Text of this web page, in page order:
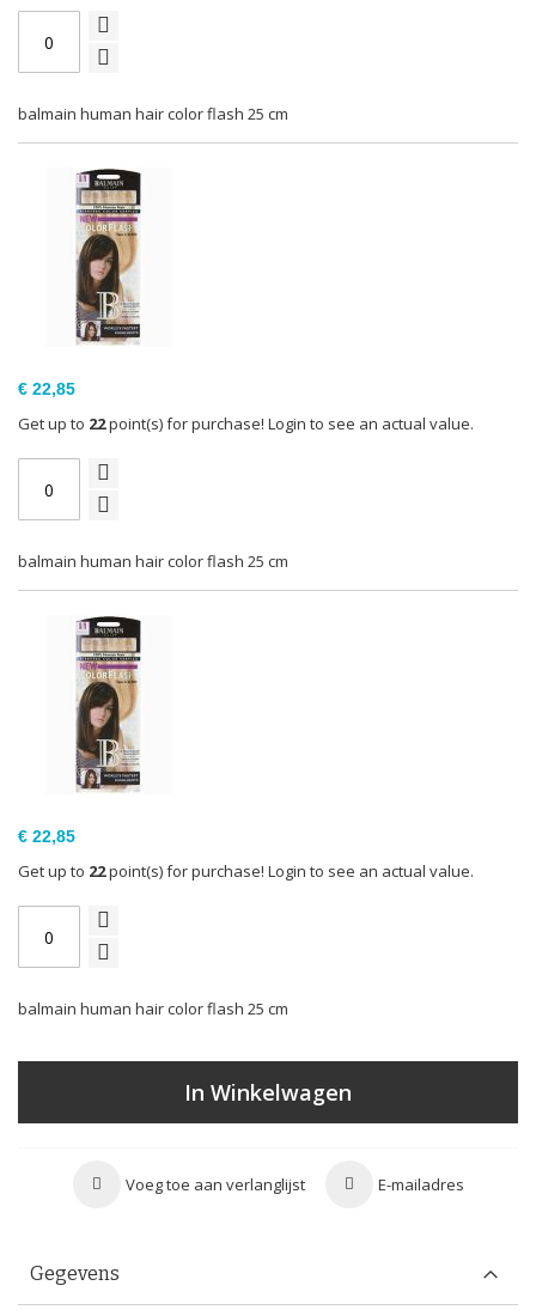
balmain human hair color flash 25 cm
balmain human hair color flash 25 cm
€ 22,85
Get up to 22point(s) for purchase! Login to see an actual value.
balmain human hair color flash 25 cm
€ 22,85
Get up to 22point(s) for purchase! Login to see an actual value.
In Winkelwagen
Voeg toe aan verlanglijst E-mailadres
Gegevens